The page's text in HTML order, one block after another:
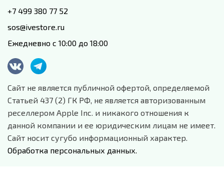
+7 499 380 77 52
sos@ivestore.ru
Ежедневно с 10:00 до 18:00
Сайт не является публичной офертой, определяемой
Статьей 437 (2) ГК РФ, не является авторизованным
реселлером Apple Inc. и никакого отношения к
данной компании и ее юридическим лицам не имеет.
Сайт носит сугубо информационный характер.
Обработка персональных данных.